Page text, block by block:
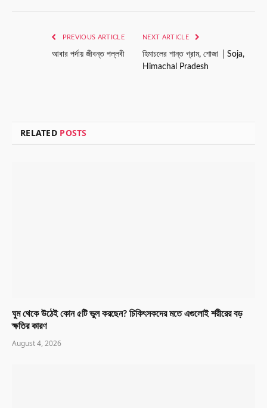
PREVIOUS ARTICLE
আবার পর্দায় জীবন্ত পল্লবী
NEXT ARTICLE
হিমাচলের শান্ত গ্রাম, শোজা │Soja,
Himachal Pradesh
RELATED POSTS
ঘুম থেকে উঠেই কোন ৫টি ভুল করছেন? চিকিৎসকদের মতে এগুলোই শরীরের বড়
ক্ষতির কারণ
August 4, 2026